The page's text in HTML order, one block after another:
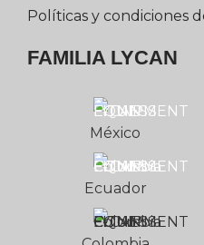
Políticas y condiciones
FAMILIA LYCAN
México
Ecuador